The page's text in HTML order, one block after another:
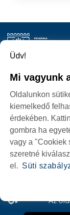
Az
P-ȚA 25
Üdv!
Mi vagyunk
Oldalunkon
kiemelkedő
érdekében.
gombra ha
vagy a "Cookiek
szeretné
el. Süti